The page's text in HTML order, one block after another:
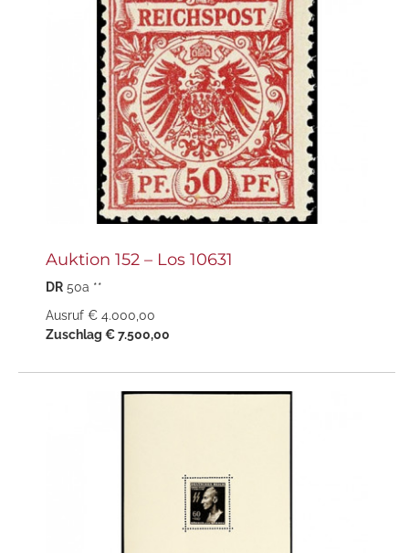
Auktion 152 – Los 10631
DR 50a **
Ausruf € 4.000,00
Zuschlag € 7.500,00